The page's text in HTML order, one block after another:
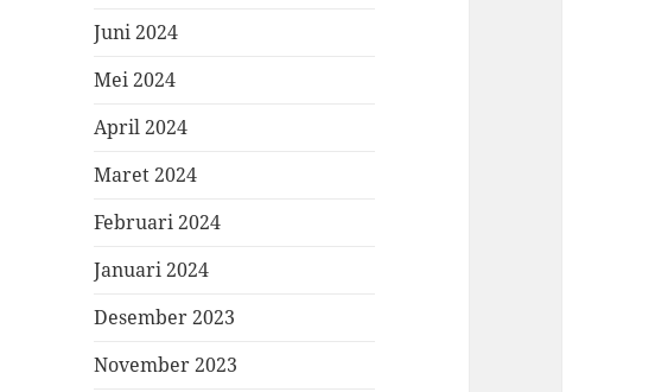
Juni 2024
Mei 2024
April 2024
Maret 2024
Februari 2024
Januari 2024
Desember 2023
November 2023